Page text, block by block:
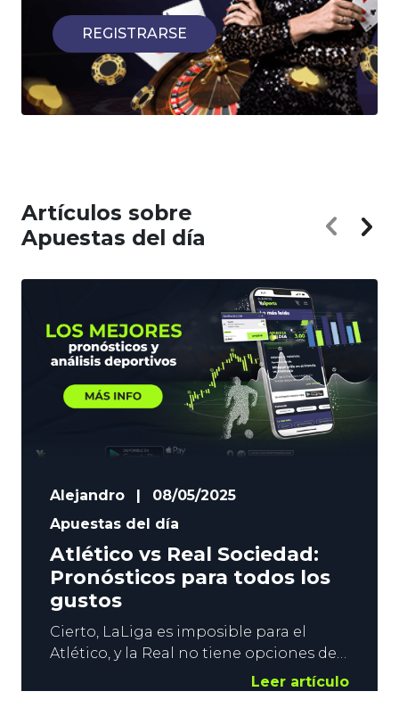
REGISTRARSE
Artículos sobre
Apuestas del día
Alejandro
08/05/2025
Apuestas del día
Atlético vs Real Sociedad:
Pronósticos para todos los
gustos
Cierto, LaLiga es imposible para el
Atlético, y la Real no tiene opciones de
meterse en Champions. Sin embargo,
hay mucho en juego en el
Leer artículo